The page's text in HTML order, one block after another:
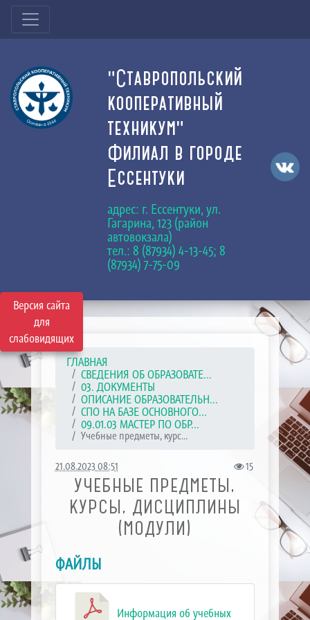
Версия сайта
для
слабовидящих
"Ставропольский
кооперативный
техникум"
Филиал в городе
Ессентуки
адрес: г. Ессентуки, ул.
Гагарина, 123 (район
автовокзала)
тел.: 8 (87934) 4-13-45; 8
(87934) 7-75-09
ГЛАВНАЯ
СВЕДЕНИЯ ОБ ОБРАЗОВАТЕ...
03. ДОКУМЕНТЫ
ОПИСАНИЕ ОБРАЗОВАТЕЛЬН...
СПО НА БАЗЕ ОСНОВНОГО...
09.01.03 МАСТЕР ПО ОБР...
Учебные предметы, курс...
21.08.2023 08:51 15
УЧЕБНЫЕ ПРЕДМЕТЫ,
КУРСЫ, ДИСЦИПЛИНЫ
(МОДУЛИ)
ФАЙЛЫ
Информация об учебных